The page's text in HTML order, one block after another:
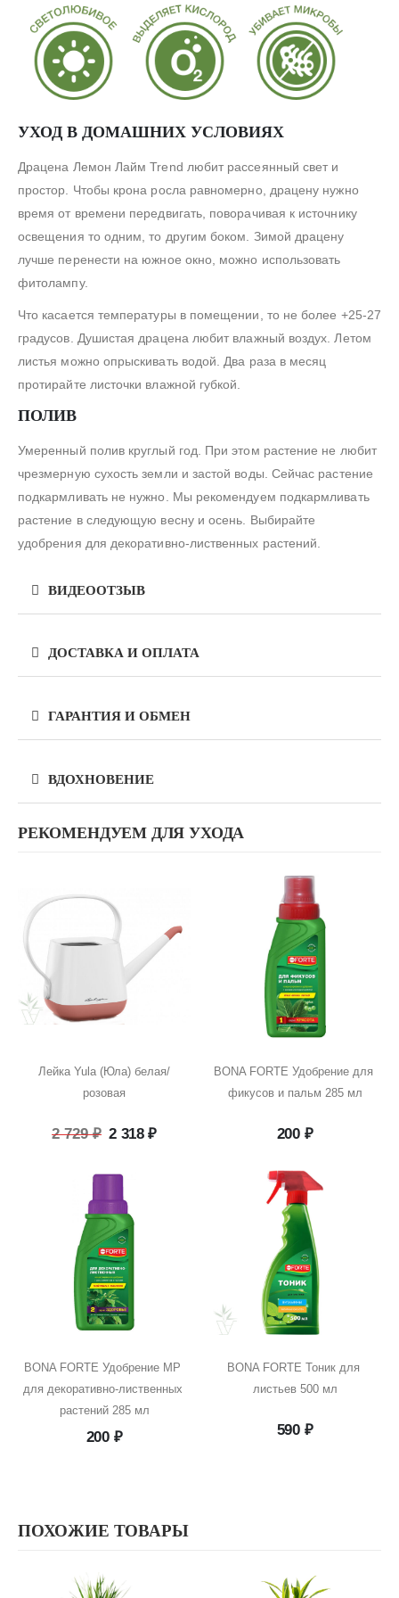
УХОД В ДОМАШНИХ УСЛОВИЯХ
Драцена Лемон Лайм Trend любит рассеянный свет и
простор. Чтобы крона росла равномерно, драцену нужно
время от времени передвигать, поворачивая к источнику
освещения то одним, то другим боком. Зимой драцену
лучше перенести на южное окно, можно использовать
фитолампу.
Что касается температуры в помещении, то не более +25-27
градусов. Душистая драцена любит влажный воздух. Летом
листья можно опрыскивать водой. Два раза в месяц
протирайте листочки влажной губкой.
ПОЛИВ
Умеренный полив круглый год. При этом растение не любит
чрезмерную сухость земли и застой воды. Сейчас растение
подкармливать не нужно. Мы рекомендуем подкармливать
растение в следующую весну и осень. Выбирайте
удобрения для декоративно-лиственных растений.
ВИДЕООТЗЫВ
ДОСТАВКА И ОПЛАТА
ГАРАНТИЯ И ОБМЕН
ВДОХНОВЕНИЕ
РЕКОМЕНДУЕМ ДЛЯ УХОДА
Лейка Yula (Юла) белая/
розовая
2 729₽ Первоначальная
2
729 ₽.
2 318₽Текущая
BONA FORTE Удобрение для
фикусов и пальм 285 мл
200 ₽
BONA FORTE Удобрение MP
для декоративно-лиственных
растений 285 мл
200 ₽
BONA FORTE Тоник для
листьев 500 мл
590 ₽
ПОХОЖИЕ ТОВАРЫ